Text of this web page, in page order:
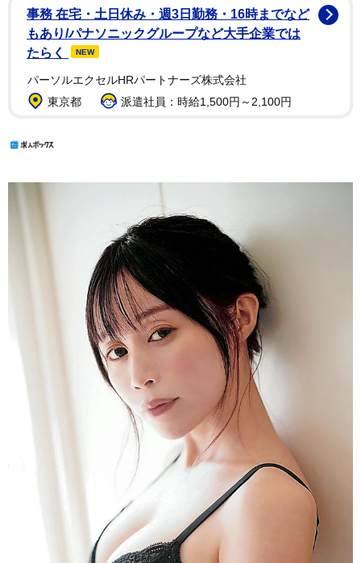
事務 在宅・土日休み・週3日勤務・16時までなど
もあり/パナソニックグループなど大手企業では
たらく
NEW
パーソルエクセルHRパートナーズ株式会社
東京都
派遣社員：時給1,500円～2,100円